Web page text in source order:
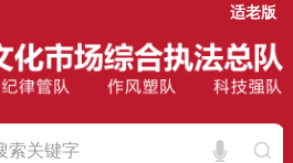
适老版